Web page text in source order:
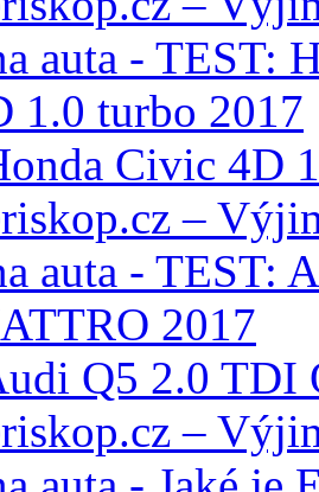
Civic 4D
Q5 2.0 TDI